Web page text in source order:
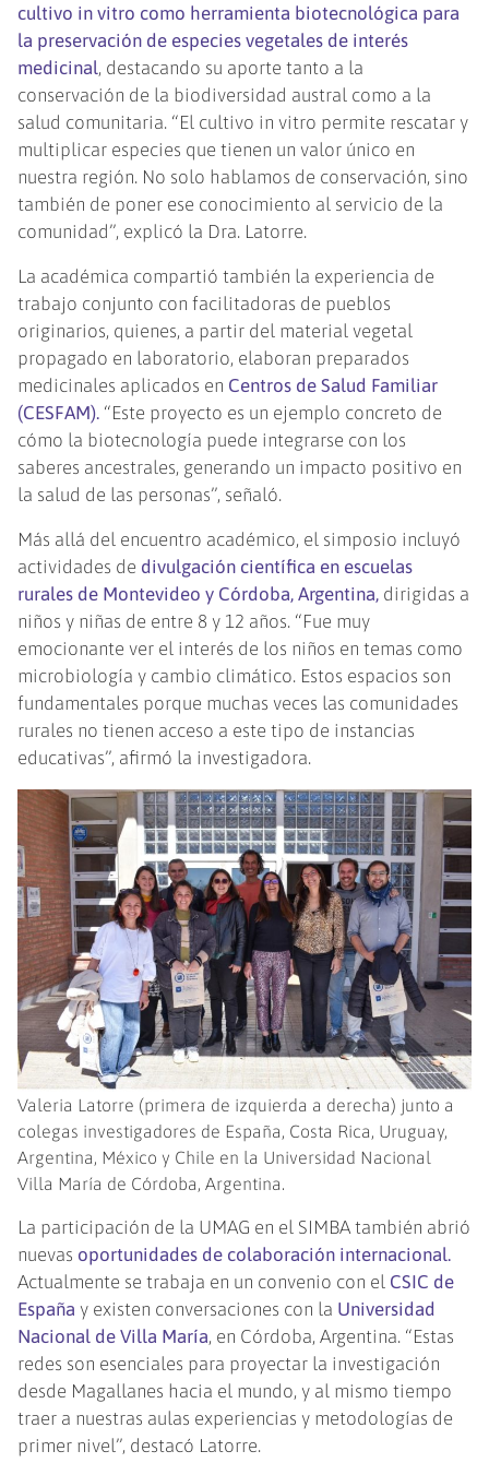
cultivo in vitro como herramienta biotecnológica para
la preservación de especies vegetales de interés
medicinal, destacando su aporte tanto a la
conservación de la biodiversidad austral como a la
salud comunitaria. “El cultivo in vitro permite rescatar y
multiplicar especies que tienen un valor único en
nuestra región. No solo hablamos de conservación, sino
también de poner ese conocimiento al servicio de la
comunidad”, explicó la Dra. Latorre.
La académica compartió también la experiencia de
trabajo conjunto con facilitadoras de pueblos
originarios, quienes, a partir del material vegetal
propagado en laboratorio, elaboran preparados
medicinales aplicados en Centros de Salud Familiar
(CESFAM). “Este proyecto es un ejemplo concreto de
cómo la biotecnología puede integrarse con los
saberes ancestrales, generando un impacto positivo en
la salud de las personas”, señaló.
Más allá del encuentro académico, el simposio incluyó
actividades de divulgación científica en escuelas
rurales de Montevideo y Córdoba, Argentina, dirigidas a
niños y niñas de entre 8 y 12 años. “Fue muy
emocionante ver el interés de los niños en temas como
microbiología y cambio climático. Estos espacios son
fundamentales porque muchas veces las comunidades
rurales no tienen acceso a este tipo de instancias
educativas”, afirmó la investigadora.
Valeria Latorre (primera de izquierda a derecha) junto a
colegas investigadores de España, Costa Rica, Uruguay,
Argentina, México y Chile en la Universidad Nacional
Villa María de Córdoba, Argentina.
La participación de la UMAG en el SIMBA también abrió
nuevas oportunidades de colaboración internacional.
Actualmente se trabaja en un convenio con el CSIC de
España y existen conversaciones con la Universidad
Nacional de Villa María, en Córdoba, Argentina. “Estas
redes son esenciales para proyectar la investigación
desde Magallanes hacia el mundo, y al mismo tiempo
traer a nuestras aulas experiencias y metodologías de
primer nivel”, destacó Latorre.